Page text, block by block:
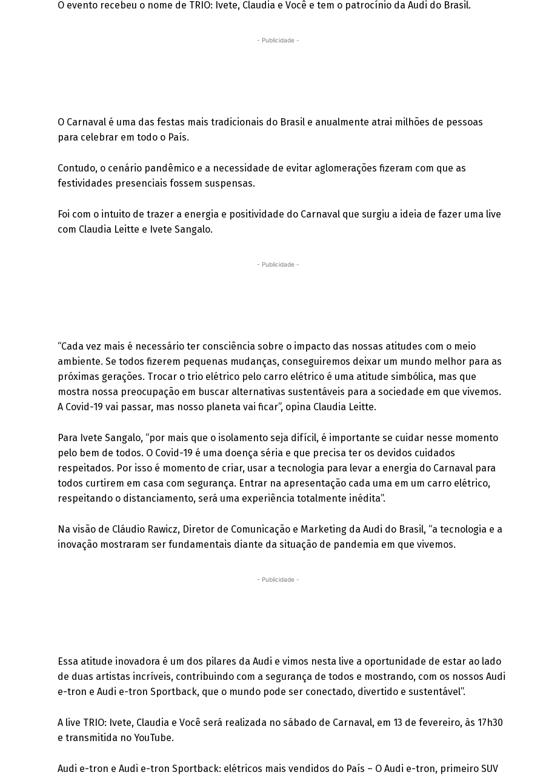
O evento recebeu o nome de TRIO: Ivete, Claudia e Você e tem o patrocínio da Audi do Brasil.
- Publicidade -
O Carnaval é uma das festas mais tradicionais do Brasil e anualmente atrai milhões de pessoas
para celebrar em todo o País.
Contudo, o cenário pandêmico e a necessidade de evitar aglomerações fizeram com que as
festividades presenciais fossem suspensas.
Foi com o intuito de trazer a energia e positividade do Carnaval que surgiu a ideia de fazer uma live
com Claudia Leitte e Ivete Sangalo.
- Publicidade -
“Cada vez mais é necessário ter consciência sobre o impacto das nossas atitudes com o meio
ambiente. Se todos fizerem pequenas mudanças, conseguiremos deixar um mundo melhor para as
próximas gerações. Trocar o trio elétrico pelo carro elétrico é uma atitude simbólica, mas que
mostra nossa preocupação em buscar alternativas sustentáveis para a sociedade em que vivemos.
A Covid-19 vai passar, mas nosso planeta vai ficar”, opina Claudia Leitte.
Para Ivete Sangalo, “por mais que o isolamento seja difícil, é importante se cuidar nesse momento
pelo bem de todos. O Covid-19 é uma doença séria e que precisa ter os devidos cuidados
respeitados. Por isso é momento de criar, usar a tecnologia para levar a energia do Carnaval para
todos curtirem em casa com segurança. Entrar na apresentação cada uma em um carro elétrico,
respeitando o distanciamento, será uma experiência totalmente inédita”.
Na visão de Cláudio Rawicz, Diretor de Comunicação e Marketing da Audi do Brasil, “a tecnologia e a
inovação mostraram ser fundamentais diante da situação de pandemia em que vivemos.
- Publicidade -
Essa atitude inovadora é um dos pilares da Audi e vimos nesta live a oportunidade de estar ao lado
de duas artistas incríveis, contribuindo com a segurança de todos e mostrando, com os nossos Audi
e-tron e Audi e-tron Sportback, que o mundo pode ser conectado, divertido e sustentável”.
A live TRIO: Ivete, Claudia e Você será realizada no sábado de Carnaval, em 13 de fevereiro, às 17h30
e transmitida no YouTube.
Audi e-tron e Audi e-tron Sportback: elétricos mais vendidos do País – O Audi e-tron, primeiro SUV